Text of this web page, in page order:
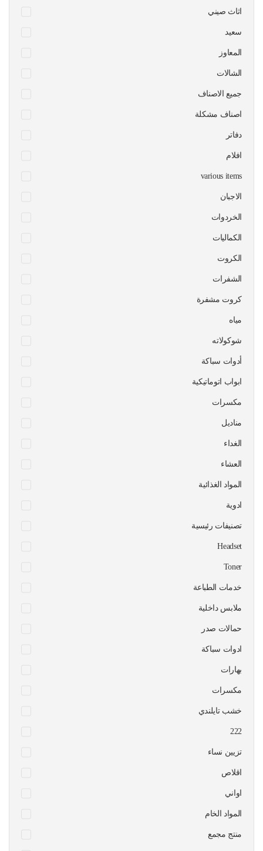
اثاث صيني
سعيد
المعاوز
الشالات
جميع الاصناف
اصناف مشكلة
دفاتر
افلام
various items
الاجبان
الخردوات
الكماليات
الكروت
الشفرات
كروت مشفرة
مياه
شوكولاته
أدوات سباكة
ابواب اتوماتيكية
مكسرات
مناديل
الغداء
العشاء
المواد الغذائية
ادوية
تصنيفات رئيسية
Headset
Toner
خدمات الطباعة
ملابس داخلية
حمالات صدر
ادوات سباكة
بهارات
مكسرات
خشب تايلندي
222
تزيين نساء
اقلاص
اواني
المواد الخام
منتج مجمع